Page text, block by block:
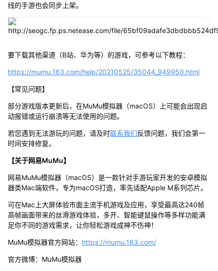
线的手游也会同步上架。
要下载其他渠道（B站、华为等）的游戏，可参考以下教程：
https://mumu.163.com/help/20210525/35044_949950.html
【常见问题】
部分游戏版本更新后，在MuMu模拟器（macOS）上可能会出现启
动报错或运行崩溃等无法使用的问题。
若您遇到无法游玩的问题，请及时联系我们反馈问题，我们会第一
时间安排修复。
【关于网易MuMu】
网易MuMu模拟器（macOS）是一款针对手游玩家开发的安卓模拟
器类Mac端软件，专为macOS打造，率先适配Apple M系列芯片。
可在Mac上大屏体验市面主流手机游戏及应用，享受最高达240帧
高帧画面带来的丝滑游戏体验，多开、智能键鼠操作等多样功能满
足你不同的游戏需求，让你轻松游戏成神不伤神！
MuMu模拟器官方网站： https://mumu.163.com/
官方微博：MuMu模拟器